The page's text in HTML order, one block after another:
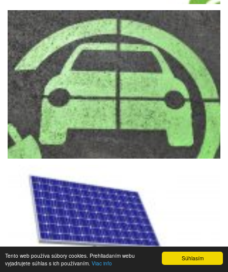
Súhlasím
Tento web používa súbory cookies. Prehliadaním webu
vyjadrujete súhlas s ich používaním. Viac info